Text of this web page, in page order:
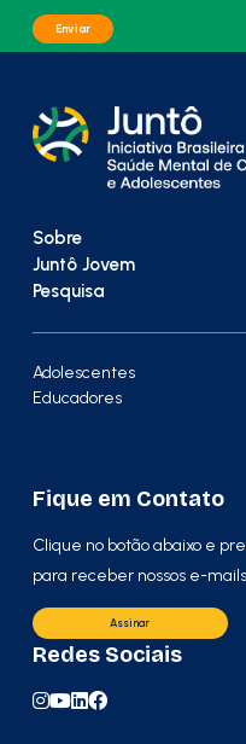
Sobre
Juntô Jovem
Pesquisa
Adolescentes
Educadores
Fique em Contato
Clique no botão abaixo e
para receber nossos e-mails
Assinar
Redes Sociais